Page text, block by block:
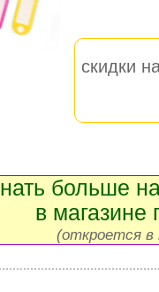
скидки
больше
в магазине
(откроется в